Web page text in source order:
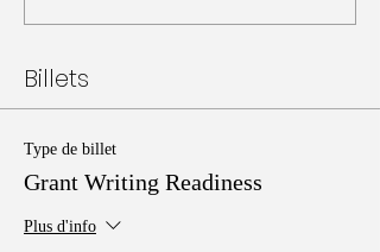
Billets
Type de billet
Grant Writing Readiness
Plus d'info